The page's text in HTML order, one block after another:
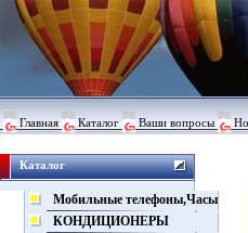
Главная Каталог Ваши вопросы
Каталог
Мобильные телефоны,Часы
КОНДИЦИОНЕРЫ